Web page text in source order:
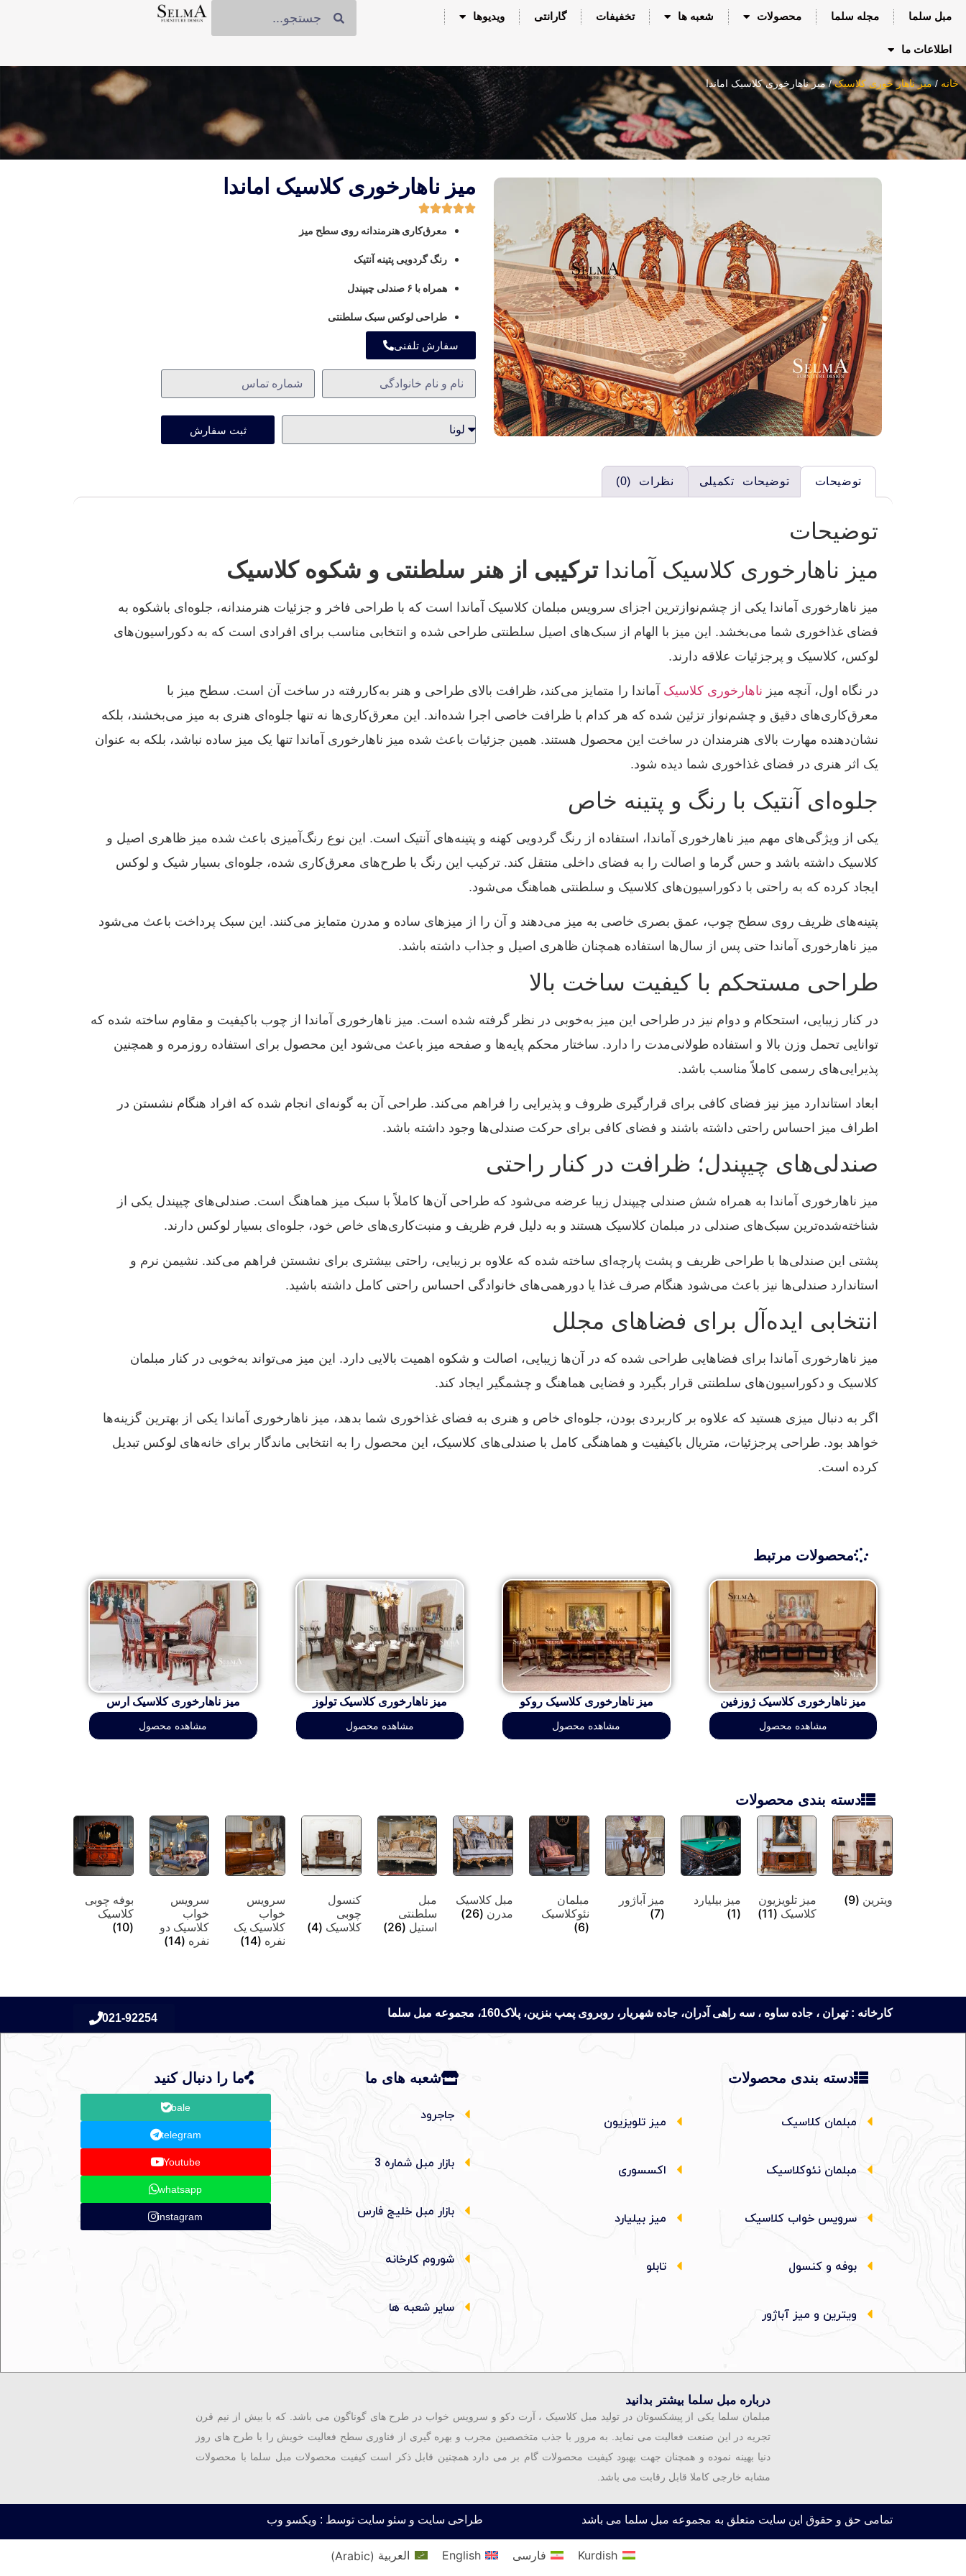
مبل سلما مجله سلما محصولات شعبه ها تخفیفات گارانتی ویدیوها
اطلاعات ما
خانه /میز ناهار خوری کلاسیک/ میز ناهارخوری کلاسیک اماندا
میز ناهارخوری کلاسیک اماندا
معرق‌کاری هنرمندانه روی سطح میز
رنگ گردویی پتینه آنتیک
همراه با ۶ صندلی چیپندل
طراحی لوکس سبک سلطنتی
سفارش تلفنی
ثبت سفارش
توضیحات توضیحات تکمیلی نظرات (0)
توضیحات
میز ناهارخوری کلاسیک آماندا ترکیبی از هنر سلطنتی و شکوه کلاسیک
میز ناهارخوری آماندا یکی از چشم‌نوازترین اجزای سرویس مبلمان کلاسیک آماندا است که با طراحی فاخر و جزئیات هنرمندانه، جلوه‌ای باشکوه به
فضای غذاخوری شما می‌بخشد. این میز با الهام از سبک‌های اصیل سلطنتی طراحی شده و انتخابی مناسب برای افرادی است که به دکوراسیون‌های
لوکس، کلاسیک و پرجزئیات علاقه دارند.
در نگاه اول، آنچه میز ناهارخوری کلاسیک آماندا را متمایز می‌کند، ظرافت بالای طراحی و هنر به‌کاررفته در ساخت آن است. سطح میز با
معرق‌کاری‌های دقیق و چشم‌نواز تزئین شده که هر کدام با ظرافت خاصی اجرا شده‌اند. این معرق‌کاری‌ها نه تنها جلوه‌ای هنری به میز می‌بخشند، بلکه
نشان‌دهنده مهارت بالای هنرمندان در ساخت این محصول هستند. همین جزئیات باعث شده میز ناهارخوری آماندا تنها یک میز ساده نباشد، بلکه به عنوان
یک اثر هنری در فضای غذاخوری شما دیده شود.
جلوه‌ای آنتیک با رنگ و پتینه خاص
یکی از ویژگی‌های مهم میز ناهارخوری آماندا، استفاده از رنگ گردویی کهنه و پتینه‌های آنتیک است. این نوع رنگ‌آمیزی باعث شده میز ظاهری اصیل و
کلاسیک داشته باشد و حس گرما و اصالت را به فضای داخلی منتقل کند. ترکیب این رنگ با طرح‌های معرق‌کاری شده، جلوه‌ای بسیار شیک و لوکس
ایجاد کرده که به راحتی با دکوراسیون‌های کلاسیک و سلطنتی هماهنگ می‌شود.
پتینه‌های ظریف روی سطح چوب، عمق بصری خاصی به میز می‌دهند و آن را از میزهای ساده و مدرن متمایز می‌کنند. این سبک پرداخت باعث می‌شود
میز ناهارخوری آماندا حتی پس از سال‌ها استفاده همچنان ظاهری اصیل و جذاب داشته باشد.
طراحی مستحکم با کیفیت ساخت بالا
در کنار زیبایی، استحکام و دوام نیز در طراحی این میز به‌خوبی در نظر گرفته شده است. میز ناهارخوری آماندا از چوب باکیفیت و مقاوم ساخته شده که
توانایی تحمل وزن بالا و استفاده طولانی‌مدت را دارد. ساختار محکم پایه‌ها و صفحه میز باعث می‌شود این محصول برای استفاده روزمره و همچنین
پذیرایی‌های رسمی کاملاً مناسب باشد.
ابعاد استاندارد میز نیز فضای کافی برای قرارگیری ظروف و پذیرایی را فراهم می‌کند. طراحی آن به گونه‌ای انجام شده که افراد هنگام نشستن در
اطراف میز احساس راحتی داشته باشند و فضای کافی برای حرکت صندلی‌ها وجود داشته باشد.
صندلی‌های چیپندل؛ ظرافت در کنار راحتی
میز ناهارخوری آماندا به همراه شش صندلی چیپندل زیبا عرضه می‌شود که طراحی آن‌ها کاملاً با سبک میز هماهنگ است. صندلی‌های چیپندل یکی از
شناخته‌شده‌ترین سبک‌های صندلی در مبلمان کلاسیک هستند و به دلیل فرم ظریف و منبت‌کاری‌های خاص خود، جلوه‌ای بسیار لوکس دارند.
پشتی این صندلی‌ها با طراحی ظریف و پشت پارچه‌ای ساخته شده که علاوه بر زیبایی، راحتی بیشتری برای نشستن فراهم می‌کند. نشیمن نرم و
استاندارد صندلی‌ها نیز باعث می‌شود هنگام صرف غذا یا دورهمی‌های خانوادگی احساس راحتی کامل داشته باشید.
انتخابی ایده‌آل برای فضاهای مجلل
میز ناهارخوری آماندا برای فضاهایی طراحی شده که در آن‌ها زیبایی، اصالت و شکوه اهمیت بالایی دارد. این میز می‌تواند به‌خوبی در کنار مبلمان
کلاسیک و دکوراسیون‌های سلطنتی قرار بگیرد و فضایی هماهنگ و چشمگیر ایجاد کند.
اگر به دنبال میزی هستید که علاوه بر کاربردی بودن، جلوه‌ای خاص و هنری به فضای غذاخوری شما بدهد، میز ناهارخوری آماندا یکی از بهترین گزینه‌ها
خواهد بود. طراحی پرجزئیات، متریال باکیفیت و هماهنگی کامل با صندلی‌های کلاسیک، این محصول را به انتخابی ماندگار برای خانه‌های لوکس تبدیل
کرده است.
محصولات مرتبط
میز ناهارخوری کلاسیک ژوزفین
مشاهده محصول
میز ناهارخوری کلاسیک روکو
مشاهده محصول
میز ناهارخوری کلاسیک تولوز
مشاهده محصول
میز ناهارخوری کلاسیک ارس
مشاهده محصول
دسته بندی محصولات
ویترین (9)
میز تلویزیون
کلاسیک (11)
میز بیلیارد
(1)
میز آباژور
(7)
مبلمان
نئوکلاسیک
(6)
مبل کلاسیک
مدرن (26)
مبل
سلطنتی
استیل (26)
کنسول
چوبی
کلاسیک (4)
سرویس
خواب
کلاسیک یک
نفره (14)
سرویس
خواب
کلاسیک دو
نفره (14)
بوفه چوبی
کلاسیک
(10)
کارخانه : تهران ، جاده ساوه ، سه راهی آدران، جاده شهریار، روبروی پمپ بنزین، پلاک160، مجموعه مبل سلما 021-92254
دسته بندی محصولات
مبلمان کلاسیک
مبلمان نئوکلاسیک
سرویس خواب کلاسیک
بوفه و کنسول
ویترین و میز آباژور
میز تلویزیون
اکسسوری
میز بیلیارد
تابلو
شعبه های ما
جاجرود
بازار مبل شماره 3
بازار مبل خلیج فارس
شوروم کارخانه
سایر شعبه ها
ما را دنبال کنید
bale
telegram
Youtube
whatsapp
instagram
درباره مبل سلما بیشتر بدانید
مبلمان سلما یکی از پیشکسوتان در تولید مبل کلاسیک ، آرت دکو و سرویس خواب در طرح های گوناگون می باشد. که با بیش از نیم قرن
تجریه در این صنعت فعالیت می نماید. به مرور با جذب متخصصین مجرب و بهره گیری از فناوری سطح فعالیت خویش را با طرح های روز
دنیا بهینه نموده و همچنان جهت بهبود کیفیت محصولات گام بر می دارد همچنین قابل ذکر است کیفیت محصولات مبل سلما با محصولات
مشابه خارجی کاملا قابل رقابت می باشد.
تمامی حق و حقوق این سایت متعلق به مجموعه مبل سلما می باشد طراحی سایت و سئو سایت توسط : ویکسو وب
Kurdish فارسی English العربية (
Arabic
)